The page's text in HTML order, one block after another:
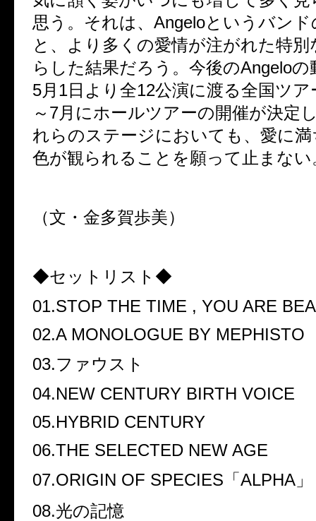
思う。それは、Angeloというバン
と、より多くの愛情が注がれた特
らした結果だろう。今後のAngelo
5月1日より全12公演に渡る全国ツ
～7月にホールツアーの開催が決定
れらのステージにおいても、愛に
色が観られることを願って止まない
（文・金多賀歩美）
◆セットリスト◆
01.STOP THE TIME , YOU ARE
02.A MONOLOGUE BY MEPHISTO
03.ファウスト
04.NEW CENTURY BIRTH VOICE
05.HYBRID CENTURY
06.THE SELECTED NEW AGE
07.ORIGIN OF SPECIES「ALPHA」
08.光の記憶